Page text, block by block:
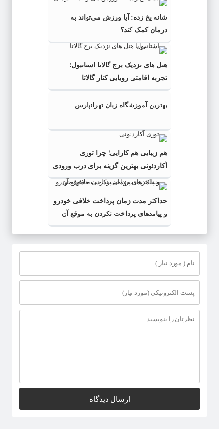
شانه یخ زده: آیا ورزش می‌تواند به
درمان کمک کند؟
هتل های نزدیک برج گالاتا استانبول؛
تجربه اقامتی رویایی کنار گالاتا
بهترین آموزشگاه زبان تهرانپارس
هم زیبایی هم کارایی؛ چرا توری
آکاردئونی بهترین گزینه برای درب ورودی
است؟
حداکثر مدت زمان پرداخت خلافی خودرو
و پیامدهای پرداخت نکردن به موقع آن